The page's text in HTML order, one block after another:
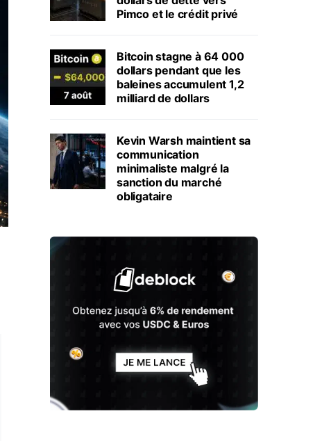
Pimco et le crédit privé
Bitcoin stagne à 64 000
dollars pendant que les
baleines accumulent 1,2
milliard de dollars
Kevin Warsh maintient sa
communication
minimaliste malgré la
sanction du marché
obligataire